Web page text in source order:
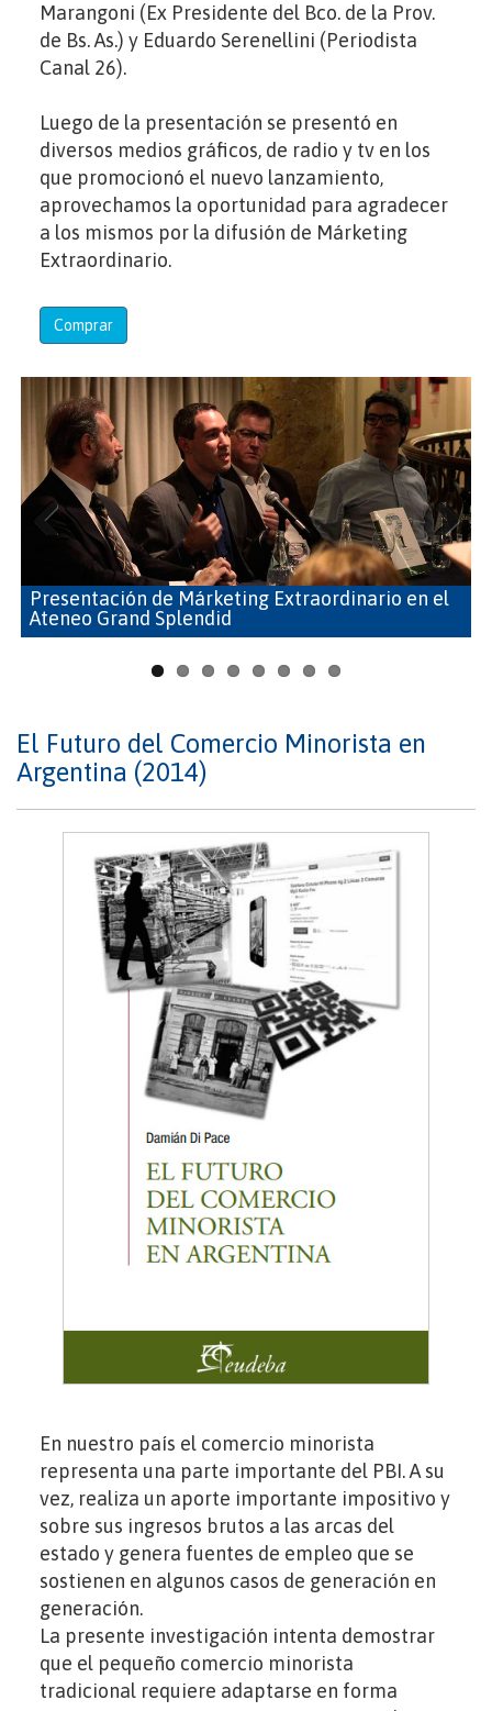
Marangoni (Ex Presidente del Bco. de la Prov.
de Bs. As.) y Eduardo Serenellini (Periodista
Canal 26).
Luego de la presentación se presentó en
diversos medios gráficos, de radio y tv en los
que promocionó el nuevo lanzamiento,
aprovechamos la oportunidad para agradecer
a los mismos por la difusión de Márketing
Extraordinario.
Comprar
Presentación de Márketing Extraordinario en el
Ateneo Grand Splendid
Previous Next
El Futuro del Comercio Minorista en
Argentina (2014)
En nuestro país el comercio minorista
representa una parte importante del PBI. A su
vez, realiza un aporte importante impositivo y
sobre sus ingresos brutos a las arcas del
estado y genera fuentes de empleo que se
sostienen en algunos casos de generación en
generación.
La presente investigación intenta demostrar
que el pequeño comercio minorista
tradicional requiere adaptarse en forma